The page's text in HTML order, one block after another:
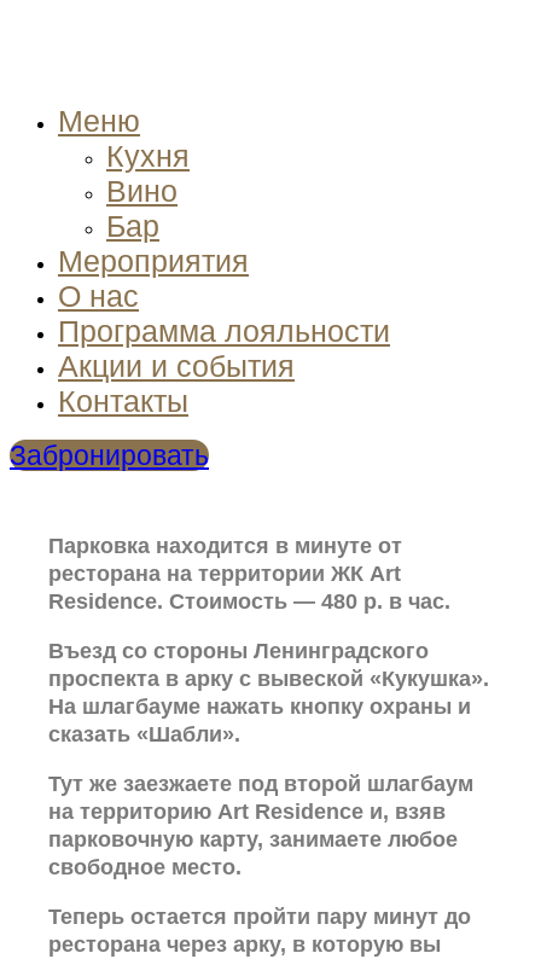
Меню
Кухня
Вино
Бар
Мероприятия
О нас
Программа лояльности
Акции и события
Контакты
Забронировать
Парковка находится в минуте от
ресторана на территории ЖК Art
Residence. Стоимость — 480 р. в час.
Въезд со стороны Ленинградского
проспекта в арку с вывеской «Кукушка».
На шлагбауме нажать кнопку охраны и
сказать «Шабли».
Тут же заезжаете под второй шлагбаум
на территорию Art Residence и, взяв
парковочную карту, занимаете любое
свободное место.
Теперь остается пройти пару минут до
ресторана через арку, в которую вы